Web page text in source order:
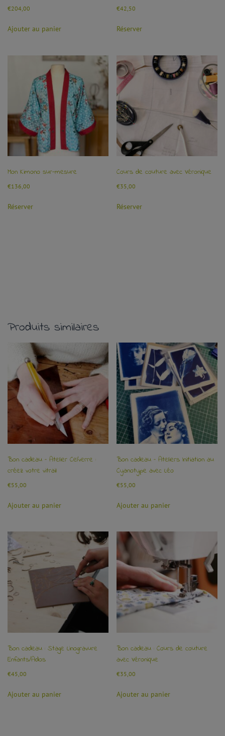
€204,00
Ajouter au panier
€42,50
Réserver
Mon Kimono sur-mesure
€136,00
Réserver
Cours de couture avec Véronique
€35,00
Réserver
Produits similaires
Bon cadeau – Atelier Cel’verre :
créez votre vitrail
€55,00
Ajouter au panier
Bon cadeau – Ateliers Initiation au
Cyanotype avec Léo
€55,00
Ajouter au panier
Bon cadeau : Stage Linogravure
Enfants/Ados
€45,00
Ajouter au panier
Bon cadeau : Cours de couture
avec Véronique
€35,00
Ajouter au panier